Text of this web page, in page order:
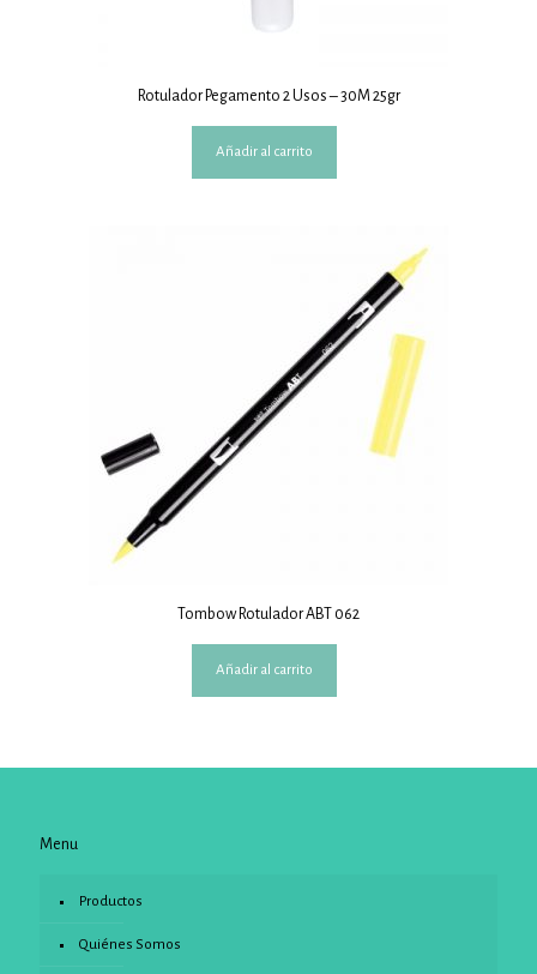
Rotulador Pegamento 2 Usos – 30M 25gr
Añadir al carrito
Tombow Rotulador ABT 062
Añadir al carrito
Menu
Productos
Quiénes Somos